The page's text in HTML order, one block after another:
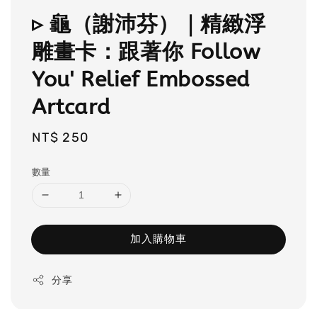
▹ 龜（謝沛芬）｜精緻浮
雕畫卡：跟著你 Follow
You' Relief Embossed
Artcard
Regular
NT$ 250
數量
加入購物車
分享